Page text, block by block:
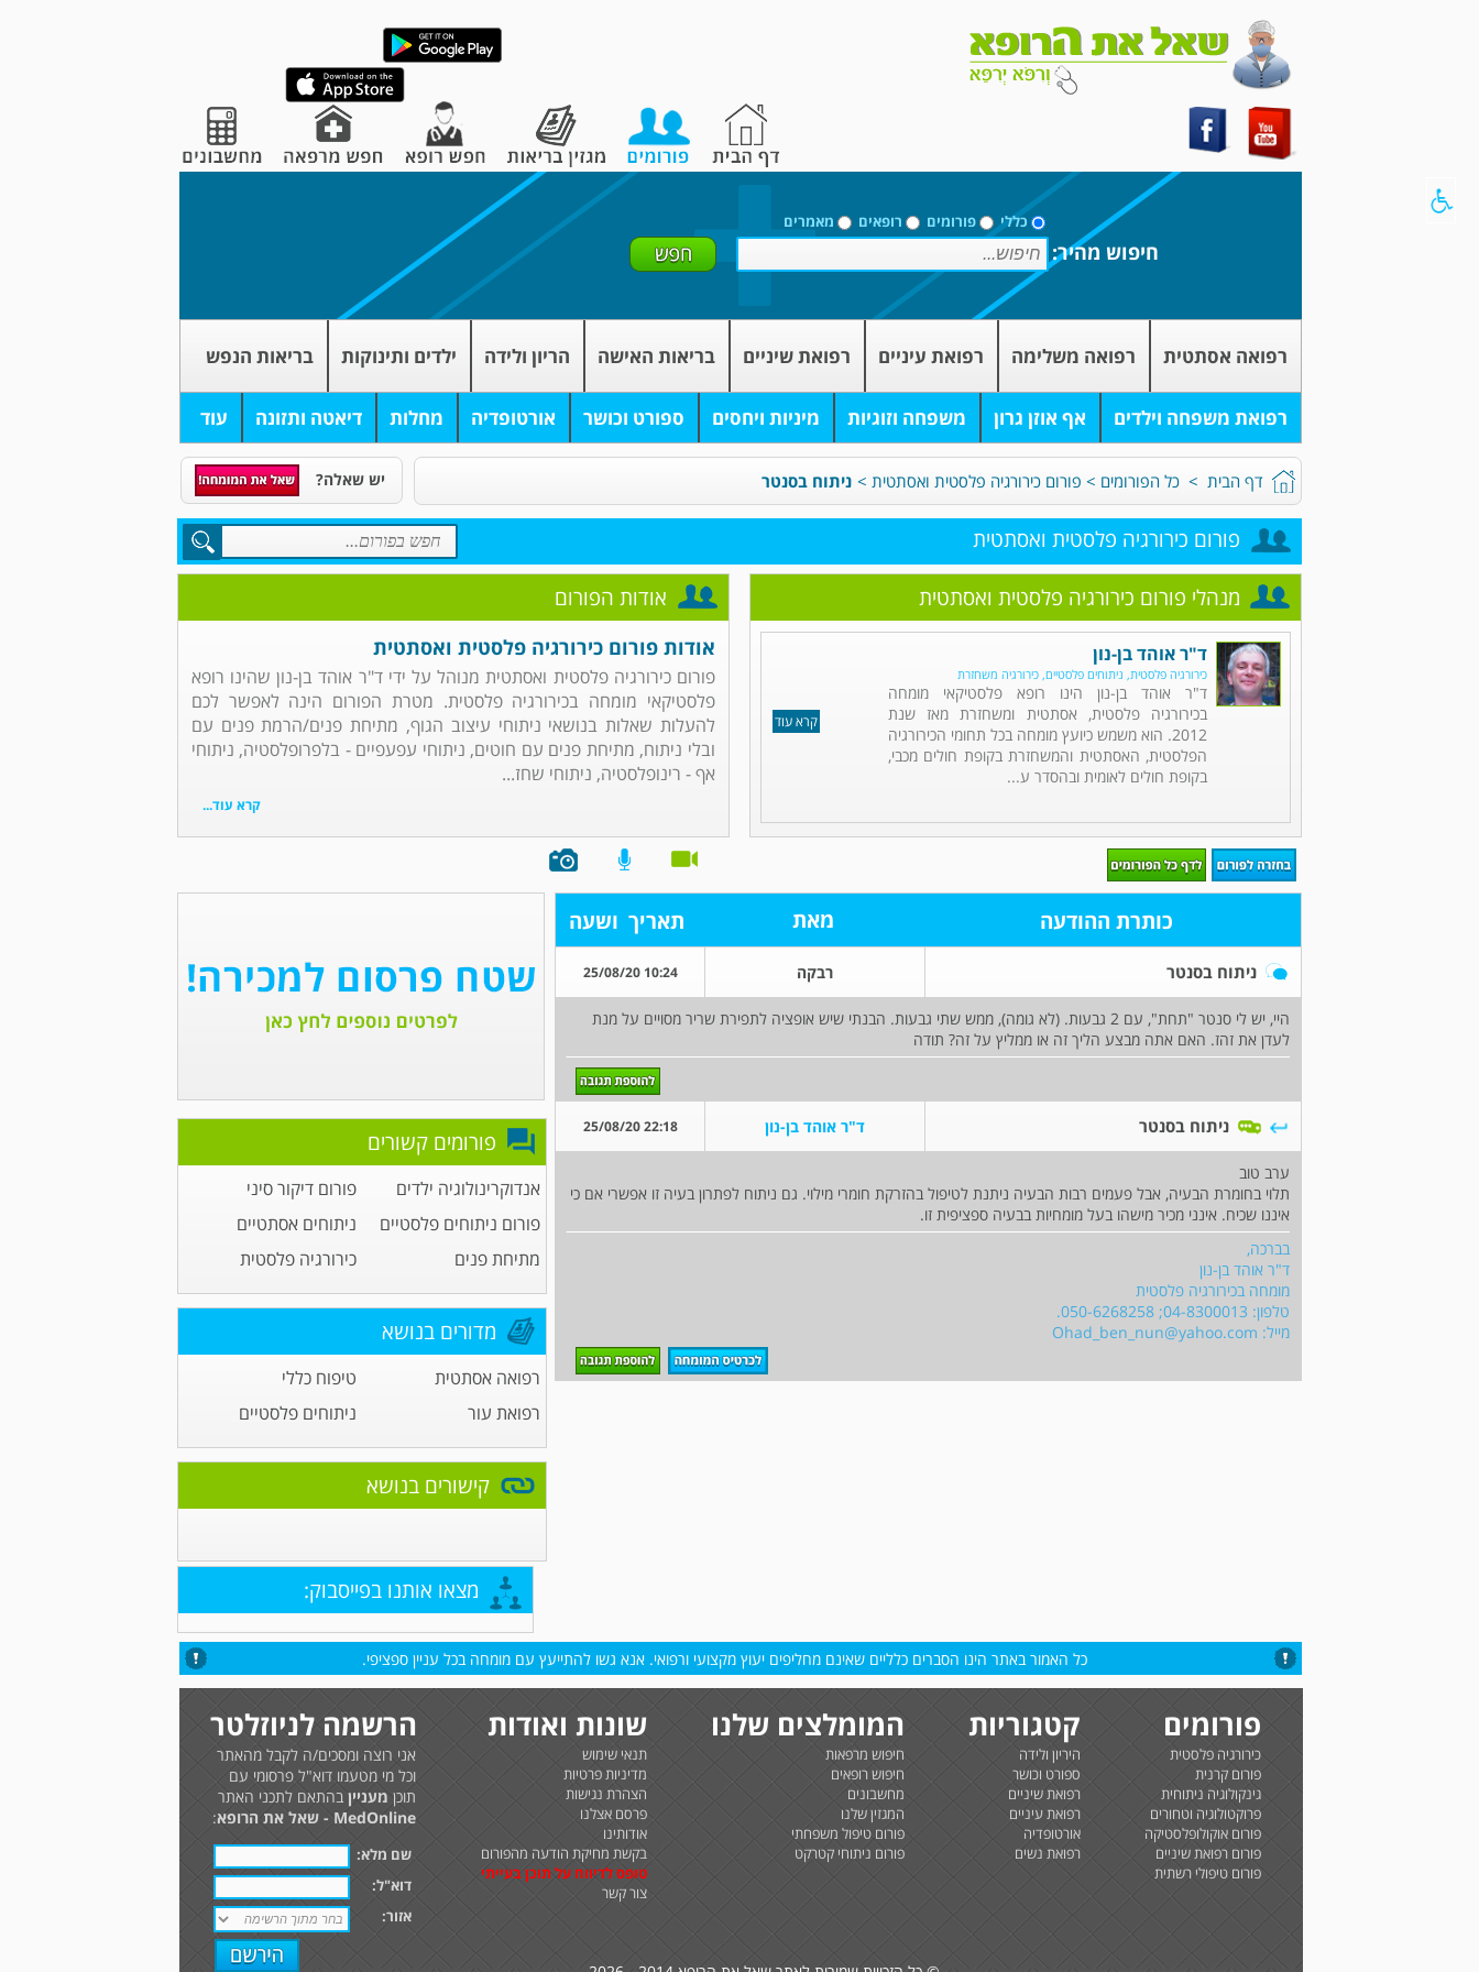
כללי פורומים רופאים מאמרים
חיפוש מהיר:
רפואה אסתטית רפואה משלימה רפואת עיניים רפואת שיניים בריאות האישה הריון ולידה ילדים ותינוקות בריאות הנפש
רפואת משפחה וילדים אף אוזן גרון משפחה וזוגיות מיניות ויחסים ספורט וכושר אורטופדיה מחלות דיאטה ותזונה עוד
דף הבית > כל הפורומים > פורום כירורגיה פלסטית ואסתטית > ניתוח בסנטר יש שאלה?
פורום כירורגיה פלסטית ואסתטית
אודות הפורום
אודות פורום כירורגיה פלסטית ואסתטית
פורום כירורגיה פלסטית ואסתטית מנוהל על ידי ד"ר אוהד בן-נון שהינו רופא
פלסטיקאי מומחה בכירורגיה פלסטית. מטרת הפורום הינה לאפשר לכם
להעלות שאלות בנושאי ניתוחי עיצוב הגוף, מתיחת פנים/הרמת פנים עם
ובלי ניתוח, מתיחת פנים עם חוטים, ניתוחי עפעפיים - בלפרופלסטיה, ניתוחי
אף - רינופלסטיה, ניתוחי שחז...
קרא עוד...
מנהלי פורום כירורגיה פלסטית ואסתטית
קרא עוד
ד"ר אוהד בן-נון
כירורגיה פלסטית, ניתוחים פלסטיים, כירורגיה משחזרת
ד"ר אוהד בן-נון הינו רופא פלסטיקאי מומחה
בכירורגיה פלסטית, אסתטית ומשחזרת מאז שנת
2012. הוא משמש כיועץ מומחה בכל תחומי הכירורגיה
הפלסטית, האסתטית והמשחזרת בקופת חולים מכבי,
בקופת חולים לאומית ובהסדר ע...
כותרת ההודעה מאת תאריך ושעה
ניתוח בסנטר רבקה 10:24 25/08/20
היי, יש לי סנטר "תחת", עם 2 גבעות. (לא גומה), ממש שתי גבעות. הבנתי שיש אופציה לתפירת שריר מסויים על מנת
לעדן את זהז. האם אתה מבצע הליך זה או ממליץ על זה? תודה
ניתוח בסנטר ד"ר אוהד בן-נון 22:18 25/08/20
ערב טוב
תלוי בחומרת הבעיה, אבל פעמים רבות הבעיה ניתנת לטיפול בהזרקת חומרי מילוי. גם ניתוח לפתרון בעיה זו אפשרי אם כי
איננו שכיח. אינני מכיר מישהו בעל מומחיות בבעיה ספציפית זו.
בברכה,
ד"ר אוהד בן-נון
מומחה בכירורגיה פלסטית
טלפון: 04-8300013; 050-6268258.
מייל: Ohad_ben_nun@yahoo.com
פורומים קשורים
אנדוקרינולוגיה ילדים
פורום דיקור סיני
פורום ניתוחים פלסטיים
ניתוחים אסתטיים
מתיחת פנים
כירורגיה פלסטית
מדורים בנושא
רפואה אסתטית
טיפוח כללי
רפואת עור
ניתוחים פלסטיים
קישורים בנושא
מצאו אותנו בפייסבוק:
כל האמור באתר הינו הסברים כלליים שאינם מחליפים יעוץ מקצועי ורפואי. אנא גשו להתייעץ עם מומחה בכל עניין ספציפי.
פורומים
כירורגיה פלסטית
פורום קרנית
גינקולוגיה ניתוחית
פרוקטולוגיה וטחורים
פורום אוקולופלסטיקה
פורום רפואת שיניים
פורום טיפולי רשתית
קטגוריות
היריון ולידה
ספורט וכושר
רפואת שיניים
רפואת עיניים
אורטופדיה
רפואת נשים
המומלצים שלנו
חיפוש מרפאות
חיפוש רופאים
מחשבונים
המגזין שלנו
פורום טיפול משפחתי
פורום ניתוחי קטרקט
שונות ואודות
תנאי שימוש
מדיניות פרטיות
הצהרת נגישות
פרסם אצלנו
אודותינו
בקשת מחיקת הודעה מהפורום
טופס לדיווח על תוכן בעייתי
צור קשר
הרשמה לניוזלטר
אני רוצה ומסכים/ה לקבל מהאתר
וכל מי מטעמו דוא"ל פרסומי עם
תוכן מענייןבהתאם לתכני האתר
MedOnline - שאל את הרופא
:
שם מלא:
דוא"ל:
אזור: